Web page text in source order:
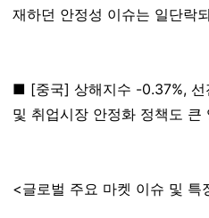
재하던 안정성 이슈는 일단락
■ [중국] 상해지수 -0.37%, 선
및 취업시장 안정화 정책도 큰
<글로벌 주요 마켓 이슈 및 특